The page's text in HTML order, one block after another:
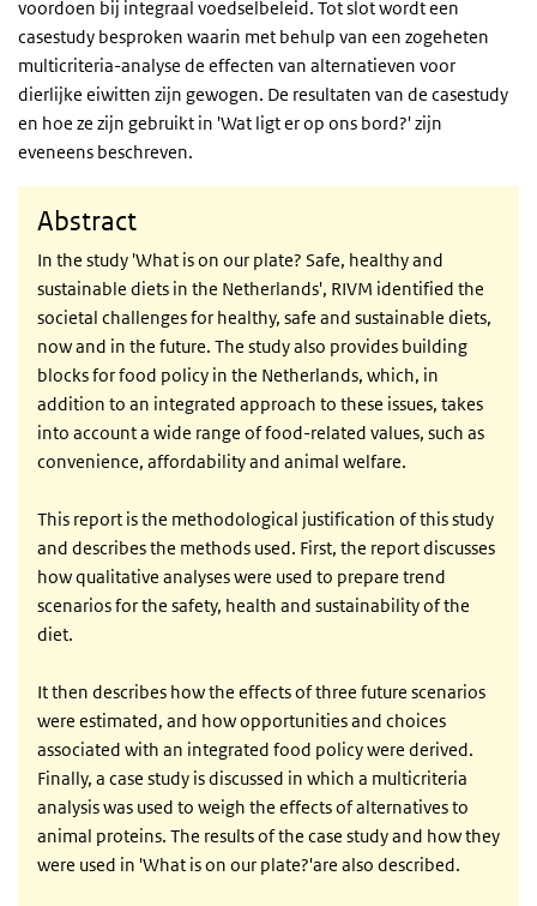
voordoen bij integraal voedselbeleid. Tot slot wordt een
casestudy besproken waarin met behulp van een zogeheten
multicriteria-analyse de effecten van alternatieven voor
dierlijke eiwitten zijn gewogen. De resultaten van de casestudy
en hoe ze zijn gebruikt in 'Wat ligt er op ons bord?' zijn
eveneens beschreven.
Abstract
In the study 'What is on our plate? Safe, healthy and
sustainable diets in the Netherlands', RIVM identified the
societal challenges for healthy, safe and sustainable diets,
now and in the future. The study also provides building
blocks for food policy in the Netherlands, which, in
addition to an integrated approach to these issues, takes
into account a wide range of food-related values, such as
convenience, affordability and animal welfare.
This report is the methodological justification of this study
and describes the methods used. First, the report discusses
how qualitative analyses were used to prepare trend
scenarios for the safety, health and sustainability of the
diet.
It then describes how the effects of three future scenarios
were estimated, and how opportunities and choices
associated with an integrated food policy were derived.
Finally, a case study is discussed in which a multicriteria
analysis was used to weigh the effects of alternatives to
animal proteins. The results of the case study and how they
were used in 'What is on our plate?'are also described.